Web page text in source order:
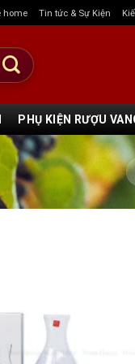
home Tin tức & Sự Kiện
PHỤ KIỆN RƯỢU